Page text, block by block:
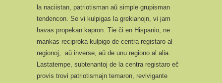
la naciistan, patriotisman aŭ simple grupisman
tendencon. Se vi kulpigas la grekianojn, vi jam
havas propekan kapron. Tie ĉi en Hispanio, ne
mankas reciproka kulpigo de centra registaro al
regionoj, aŭ inverse, aŭ de unu regiono al alia.
Lastatempe, subtenantoj de la centra registaro eĉ
provis trovi patriotismajn temaron, revivigante